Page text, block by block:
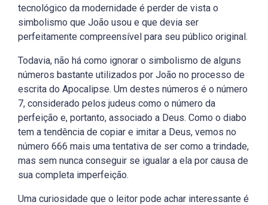
tecnológico da modernidade é perder de vista o
simbolismo que João usou e que devia ser
perfeitamente compreensível para seu público original.
Todavia, não há como ignorar o simbolismo de alguns
números bastante utilizados por João no processo de
escrita do Apocalipse. Um destes números é o número
7, considerado pelos judeus como o número da
perfeição e, portanto, associado a Deus. Como o diabo
tem a tendência de copiar e imitar a Deus, vemos no
número 666 mais uma tentativa de ser como a trindade,
mas sem nunca conseguir se igualar a ela por causa de
sua completa imperfeição.
Uma curiosidade que o leitor pode achar interessante é